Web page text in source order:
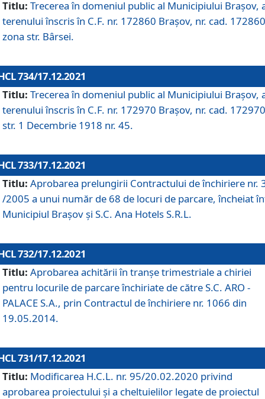
Titlu: Trecerea în domeniul public al Municipiului Braşov,
terenului înscris în C.F. nr. 172860 Brașov, nr. cad.
zona str. Bârsei.
734/17.12.2021
Titlu: Trecerea în domeniul public al Municipiului Braşov,
terenului înscris în C.F. nr. 172970 Brașov, nr. cad.
str. 1 Decembrie 1918 nr. 45.
733/17.12.2021
Titlu: Aprobarea prelungirii Contractului de închiriere nr.
/2005 a unui număr de 68 de locuri de parcare, încheiat
Municipiul Braşov şi S.C. Ana Hotels S.R.L.
732/17.12.2021
Titlu: Aprobarea achitării în tranșe trimestriale a chiriei
pentru locurile de parcare închiriate de către S.C. ARO -
PALACE S.A., prin Contractul de închiriere nr. 1066 din
19.05.2014.
731/17.12.2021
Titlu: Modificarea H.C.L. nr. 95/20.02.2020 privind
aprobarea proiectului și a cheltuielilor legate de proiectul